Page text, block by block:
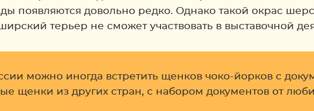
появляются довольно редко. Однако такой окрас
терьер не сможет участвовать в выставочной
можно иногда встретить щенков чоко-йорков с
щенки из других стран, с набором документов от